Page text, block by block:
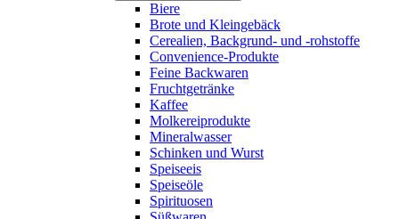
Biere
Brote und Kleingebäck
Cerealien, Backgrund- und -rohstoffe
Convenience-Produkte
Feine Backwaren
Fruchtgetränke
Kaffee
Molkereiprodukte
Mineralwasser
Schinken und Wurst
Speiseeis
Speiseöle
Spirituosen